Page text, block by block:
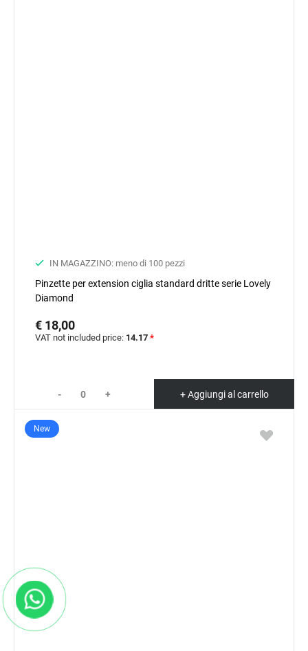
IN MAGAZZINO: meno di 100 pezzi
Pinzette per extension ciglia standard dritte serie Lovely
Diamond
€ 18,00
VAT not included price: 14.17 *
- + + Aggiungi al carrello
New